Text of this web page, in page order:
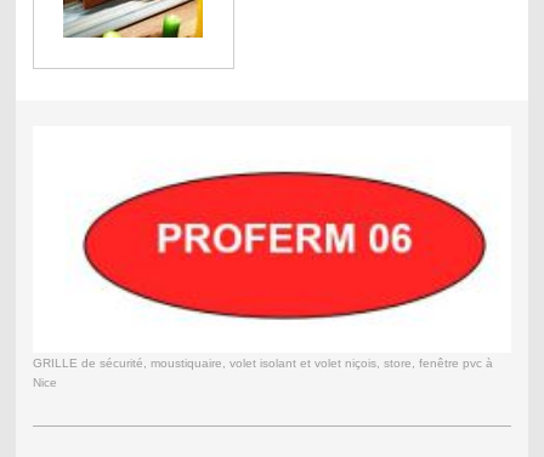
GRILLE de sécurité, moustiquaire, volet isolant et volet niçois, store, fenêtre pvc à
Nice